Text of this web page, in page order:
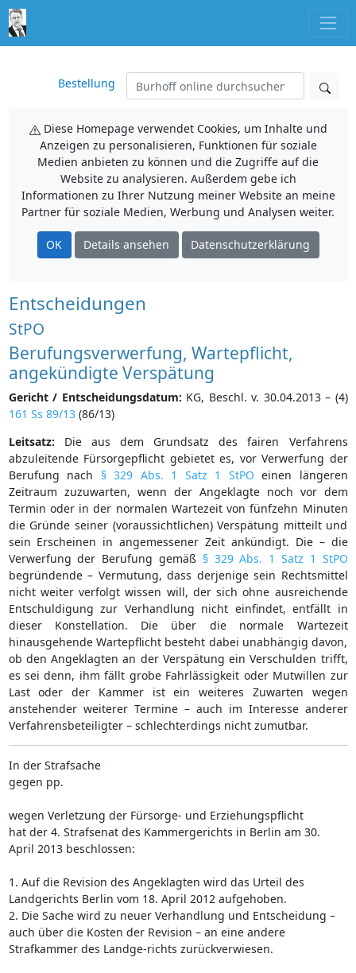
Bestellung
Diese Homepage verwendet Cookies, um Inhalte und
Anzeigen zu personalisieren, Funktionen für soziale
Medien anbieten zu können und die Zugriffe auf die
Website zu analysieren. Außerdem gebe ich
Informationen zu Ihrer Nutzung meiner Website an meine
Partner für soziale Medien, Werbung und Analysen weiter.
OK Details ansehen Datenschutzerklärung
Entscheidungen
StPO
Berufungsverwerfung, Wartepflicht,
angekündigte Verspätung
Gericht / Entscheidungsdatum: KG, Beschl. v. 30.04.2013 – (4)
161 Ss 89/13(86/13)
Leitsatz: Die aus dem Grundsatz des fairen Verfahrens
abzuleitende Fürsorgepflicht gebietet es, vor Verwerfung der
Berufung nach § 329 Abs. 1 Satz 1 StPO einen längeren
Zeitraum zuzuwarten, wenn der Angeklagte noch vor dem
Termin oder in der normalen Wartezeit von fünfzehn Minuten
die Gründe seiner (voraussichtlichen) Verspätung mitteilt und
sein Erscheinen in angemessener Zeit ankündigt. Die – die
Verwerfung der Berufung gemäß § 329 Abs. 1 Satz 1 StPO
begründende – Vermutung, dass derjenige sein Rechtsmittel
nicht weiter verfolgt wissen will, der sich ohne ausreichende
Entschuldigung zur Verhandlung nicht einfindet, entfällt in
dieser Konstellation. Die über die normale Wartezeit
hinausgehende Wartepflicht besteht dabei unabhängig davon,
ob den Angeklagten an der Verspätung ein Verschulden trifft,
es sei denn, ihm fällt grobe Fahrlässigkeit oder Mutwillen zur
Last oder der Kammer ist ein weiteres Zuwarten wegen
anstehender weiterer Termine – auch im Interesse anderer
Verfahrensbeteiligter – schlechterdings nicht zumutbar.
In der Strafsache
gegen pp.
wegen Verletzung der Fürsorge- und Erziehungspflicht
hat der 4. Strafsenat des Kammergerichts in Berlin am 30.
April 2013 beschlossen:
1. Auf die Revision des Angeklagten wird das Urteil des
Landgerichts Berlin vom 18. April 2012 aufgehoben.
2. Die Sache wird zu neuer Verhandlung und Entscheidung –
auch über die Kosten der Revision – an eine andere
Strafkammer des Landge-richts zurückverwiesen.